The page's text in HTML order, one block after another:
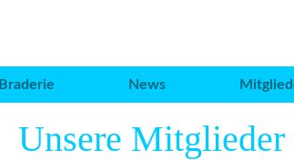
Braderie News
Unsere Mitglieder